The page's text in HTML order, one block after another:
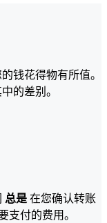
钱花得物有所值。
的差别。
总是在您确认转账
付的费用。